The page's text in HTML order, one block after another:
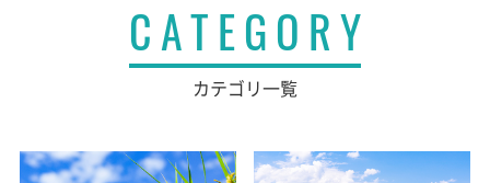
CATEGORY
カテゴリ一覧